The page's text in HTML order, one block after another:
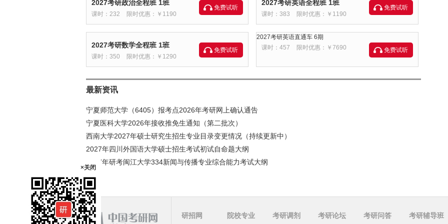
2027考研政治全程班 1班
课时：232 限时优惠：￥1190
免费试听
2027考研英语全程班 1班
课时：383 限时优惠：￥1190
免费试听
2027考研数学全程班 1班
课时：350 限时优惠：￥1290
免费试听
2027考研英语直通车 6期
课时：457
限时优惠：￥7690 免费试听
最新资讯
宁夏师范大学（6405）报考点2026年考研网上确认通告
宁夏医科大学2026年接收推免生通知（第二批次）
西南大学2027年硕士研究生招生专业目录变更情况（持续更新中）
2027年四川外国语大学硕士招生考试初试自命题大纲
2027年研考闽江大学334新闻与传播专业综合能力考试大纲
研招网 院校专业 考研调剂 考研论坛 考研问答 考研辅导班
×关闭